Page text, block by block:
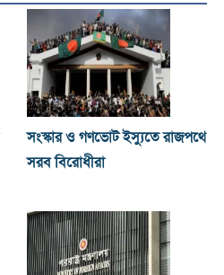
সংস্কার ও গণভোট ইস্যুতে রাজপথে
সরব বিরোধীরা